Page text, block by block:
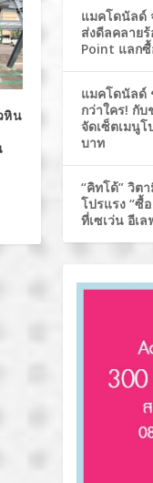
หิน
แมคโดนัลด์
ส่งดีลคลาย
Point แลก
แมคโดนัลด์
กว่าใคร! กับ
จัดเซ็ตเมนูโ
บาท
“คิทโด้” วิต
โปรแรง “ซื้
ที่เซเว่น อีเล